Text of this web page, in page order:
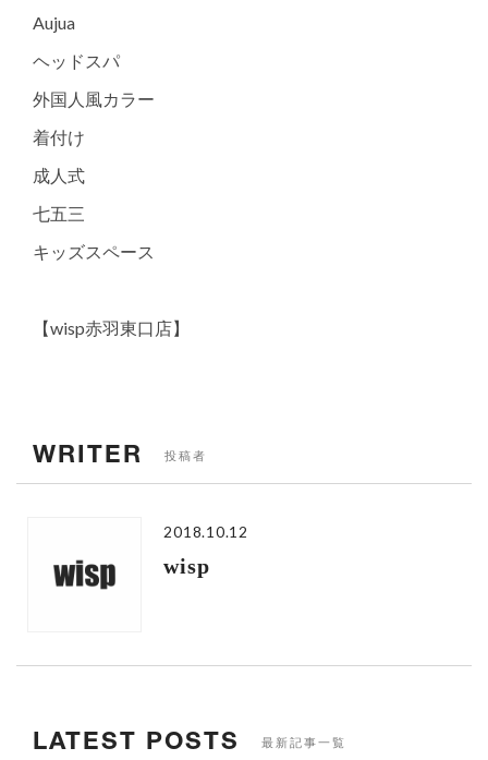
Aujua
ヘッドスパ
外国人風カラー
着付け
成人式
七五三
キッズスペース
【wisp赤羽東口店】
WRITER 投稿者
2018.10.12
wisp
LATEST POSTS 最新記事一覧